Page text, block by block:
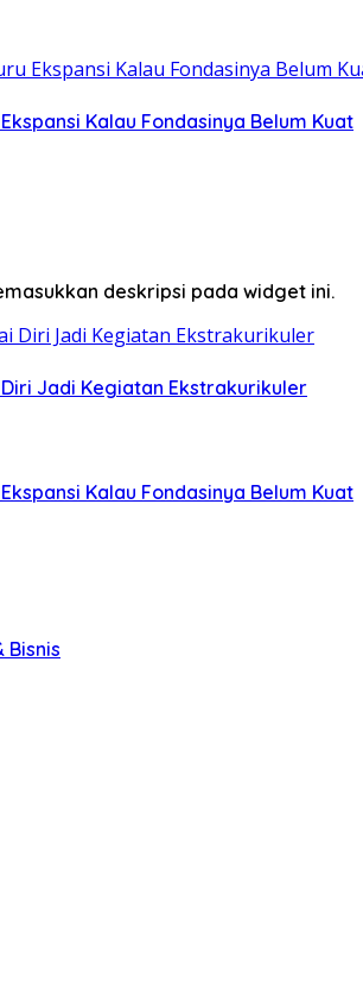
Kalau Fondasinya Belum Kuat
deskripsi pada widget ini.
Diri Jadi Kegiatan Ekstrakurikuler
Kalau Fondasinya Belum Kuat
Bisnis